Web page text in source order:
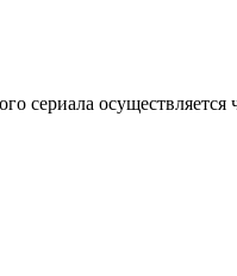
се­риа­ла осу­ще­ст­в­ля­ет­ся